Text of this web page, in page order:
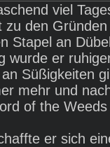
viel
zu den
Stapel an
wurde er
Süßigkeiten
mehr und
of the
er sich